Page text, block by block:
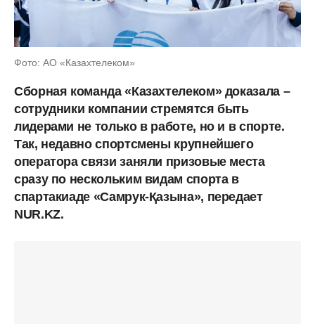
Фото: АО «Казахтелеком»
Сборная команда «Казахтелеком» доказала –
сотрудники компании стремятся быть
лидерами не только в работе, но и в спорте.
Так, недавно спортсмены крупнейшего
оператора связи заняли призовые места
сразу по нескольким видам спорта в
спартакиаде «Самрук-Қазына», передает
NUR.KZ.